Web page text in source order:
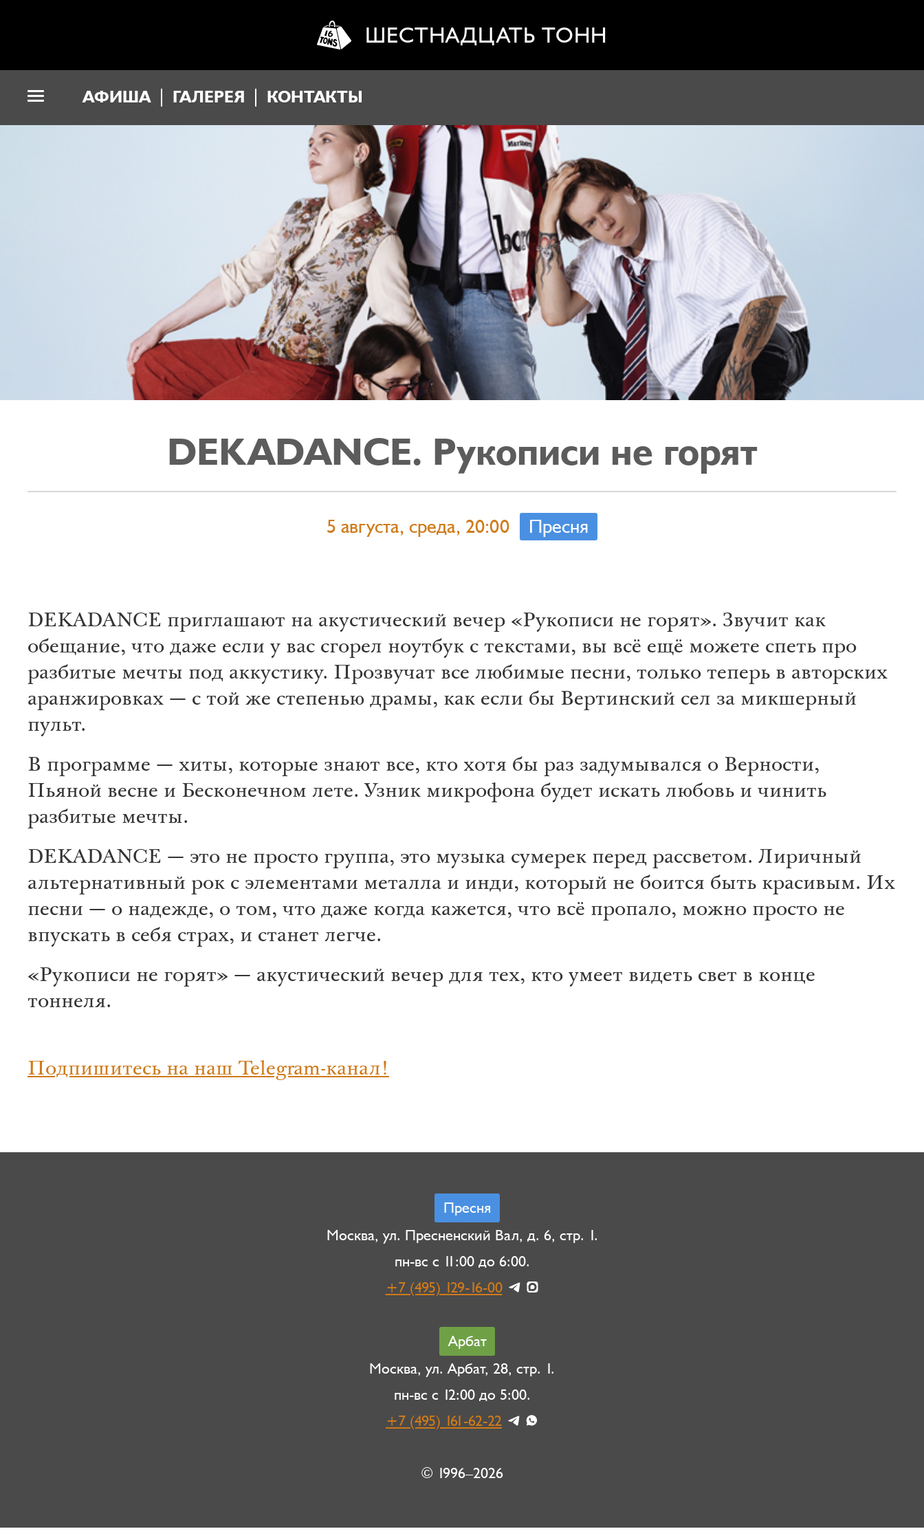
ШЕСТНАДЦАТЬ ТОНН
АФИША ГАЛЕРЕЯ КОНТАКТЫ
DEKADANCE. Рукописи не горят
5 августа, среда, 20:00 Пресня
DEKADANCE приглашают на акустический вечер «Рукописи не горят». Звучит как
обещание, что даже если у вас сгорел ноутбук с текстами, вы всё ещё можете спеть про
разбитые мечты под аккустику. Прозвучат все любимые песни, только теперь в авторских
аранжировках — с той же степенью драмы, как если бы Вертинский сел за микшерный
пульт.
В программе — хиты, которые знают все, кто хотя бы раз задумывался о Верности,
Пьяной весне и Бесконечном лете. Узник микрофона будет искать любовь и чинить
разбитые мечты.
DEKADANCE — это не просто группа, это музыка сумерек перед рассветом. Лиричный
альтернативный рок с элементами металла и инди, который не боится быть красивым. Их
песни — о надежде, о том, что даже когда кажется, что всё пропало, можно просто не
впускать в себя страх, и станет легче.
«Рукописи не горят» — акустический вечер для тех, кто умеет видеть свет в конце
тоннеля.
Подпишитесь на наш Telegram-канал!
Пресня
Москва, ул. Пресненский Вал, д. 6, стр. 1.
пн-вс с 11:00 до 6:00.
+7 (495) 129-16-00
Арбат
Москва, ул. Арбат, 28, стр. 1.
пн-вс с 12:00 до 5:00.
+7 (495) 161-62-22
© 1996–2026